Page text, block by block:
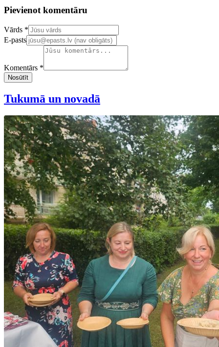
Pievienot komentāru
Confirm your email address
Vārds *
E-pasts
Komentārs *
Nosūtīt
Tukumā un novadā